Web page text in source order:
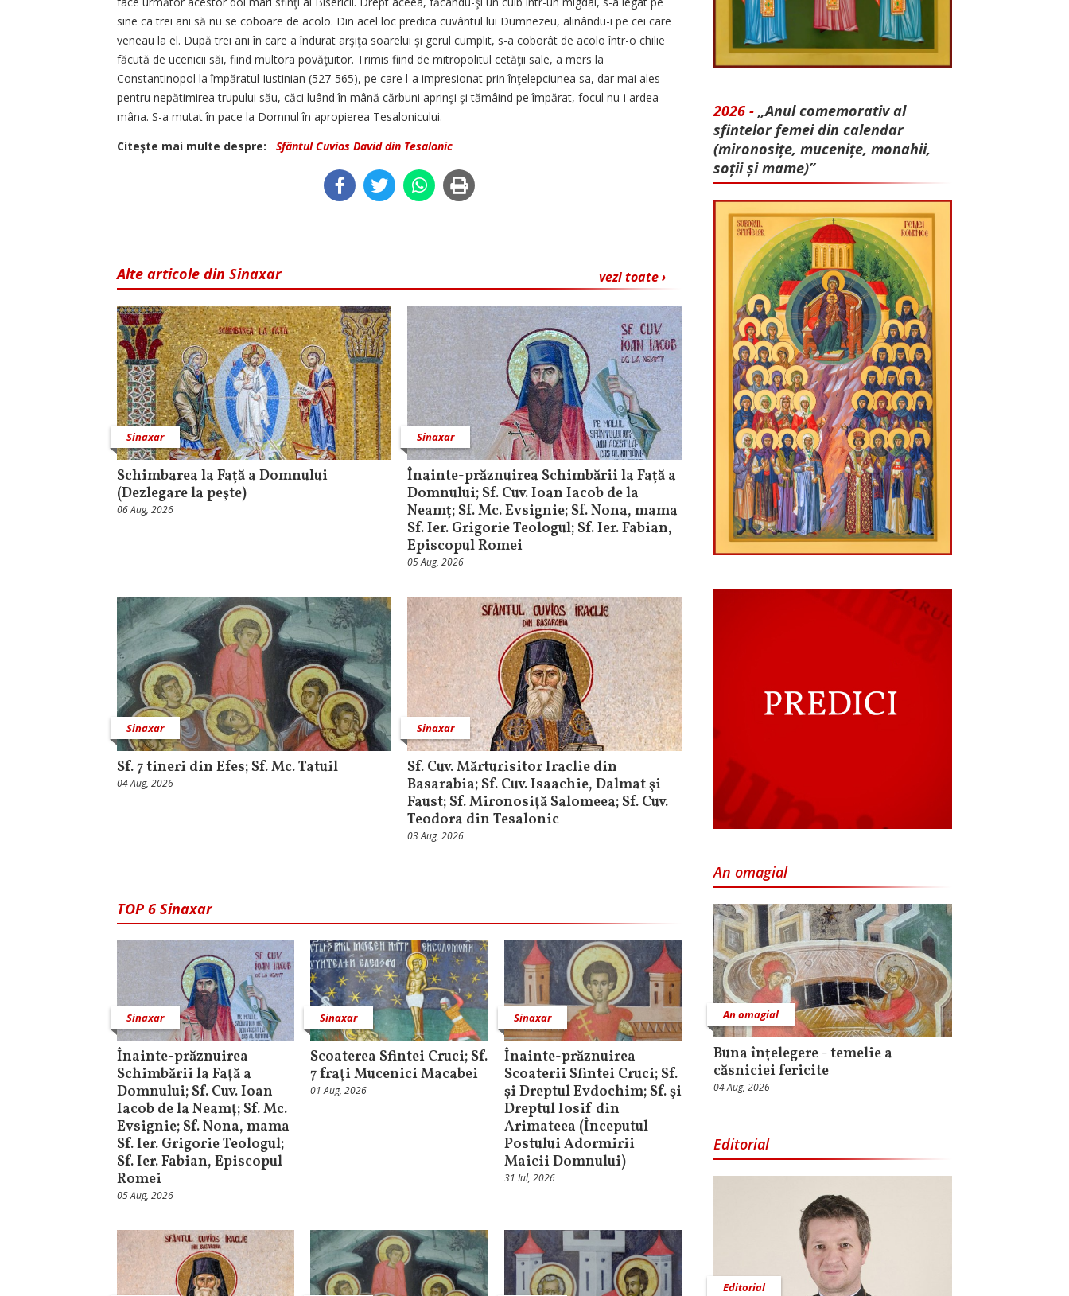
sine ca trei ani să nu se coboare de acolo. Din acel loc predica cuvântul lui Dumnezeu, alinându-i pe cei care
veneau la el. După trei ani în care a îndurat arşiţa soarelui şi gerul cumplit, s-a coborât de acolo într-o chilie
făcută de ucenicii săi, fiind multora povăţuitor. Trimis fiind de mitropolitul cetăţii sale, a mers la
Constantinopol la împăratul Iustinian (527-565), pe care l-a impresionat prin înţelepciunea sa, dar mai ales
pentru nepătimirea trupului său, căci luând în mână cărbuni aprinşi şi tămâind pe împărat, focul nu-i ardea
mâna. S-a mutat în pace la Domnul în apropierea Tesalonicului.
Citeşte mai multe despre:
Sfântul Cuvios David din Tesalonic
vezi toate ›
Alte articole din Sinaxar
Sinaxar
Schimbarea la Faţă a Domnului
(Dezlegare la peşte)
06 Aug, 2026
Sinaxar
Înainte-prăznuirea Schimbării la Faţă a
Domnului; Sf. Cuv. Ioan Iacob de la
Neamţ; Sf. Mc. Evsignie; Sf. Nona, mama
Sf. Ier. Grigorie Teologul; Sf. Ier. Fabian,
Episcopul Romei
05 Aug, 2026
Sinaxar
Sf. 7 tineri din Efes; Sf. Mc. Tatuil
04 Aug, 2026
Sinaxar
Sf. Cuv. Mărturisitor Iraclie din
Basarabia; Sf. Cuv. Isaachie, Dalmat şi
Faust; Sf. Mironosiţă Salomeea; Sf. Cuv.
Teodora din Tesalonic
03 Aug, 2026
TOP 6 Sinaxar
Sinaxar
Înainte-prăznuirea
Schimbării la Faţă a
Domnului; Sf. Cuv. Ioan
Iacob de la Neamţ; Sf. Mc.
Evsignie; Sf. Nona, mama
Sf. Ier. Grigorie Teologul;
Sf. Ier. Fabian, Episcopul
Romei
05 Aug, 2026
Sinaxar
Scoaterea Sfintei Cruci; Sf.
7 fraţi Mucenici Macabei
01 Aug, 2026
Sinaxar
Înainte-prăznuirea
Scoaterii Sfintei Cruci; Sf.
şi Dreptul Evdochim; Sf. şi
Dreptul Iosif din
Arimateea (Începutul
Postului Adormirii
Maicii Domnului)
31 Iul, 2026
2026 - „Anul comemorativ al
sfintelor femei din calendar
(mironosițe, mu­cenițe, monahii,
soții și mame)”
An omagial
An omagial
Buna înțelegere - temelie a
căsniciei fericite
04 Aug, 2026
Editorial
Editorial